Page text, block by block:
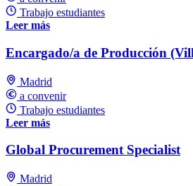
Trabajo estudiantes
Leer más
Encargado/a de Producción
Madrid
a convenir
Trabajo estudiantes
Leer más
Global Procurement Specialist
Madrid